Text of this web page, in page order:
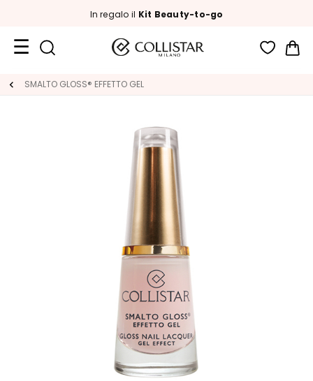
In regalo il Kit Beauty-to-go
Formati
SMALTO GLOSS® EFFETTO GEL